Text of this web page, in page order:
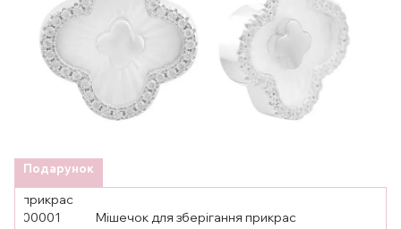
Подарунок
Мішечок для зберігання прикрас